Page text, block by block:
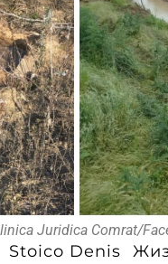
Juridica Comrat/
Stoico Denis